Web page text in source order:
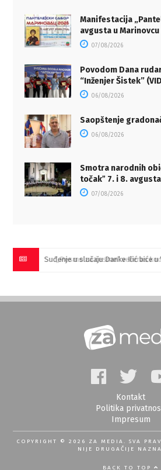
Manifestacija
avgusta u Marinovcu
07/08/2026
Povodom Dana
“Inženjer Šistek”
06/08/2026
Saopštenje
06/08/2026
Smotra narodnih
točakˮ 7. i 8. avgusta
07/08/2026
Kontakt
Politika
Impresum
COPYRIGHT © 2026 ZA MEDIA. SVA
NIJE DRUGAČIJE
BACK TO TOP